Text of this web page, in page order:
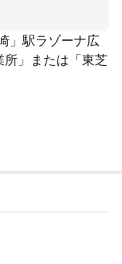
」駅ラゾーナ広
所」または「東芝